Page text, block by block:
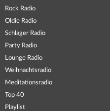
Rock Radio
Oldie Radio
Schlager Radio
Party Radio
Lounge Radio
Weihnachtsradio
Meditationsradio
Top 40
Playlist